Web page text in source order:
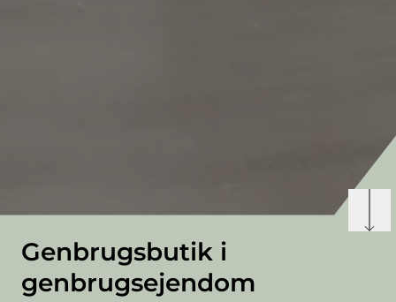
Genbrugsbutik i
genbrugsejendom